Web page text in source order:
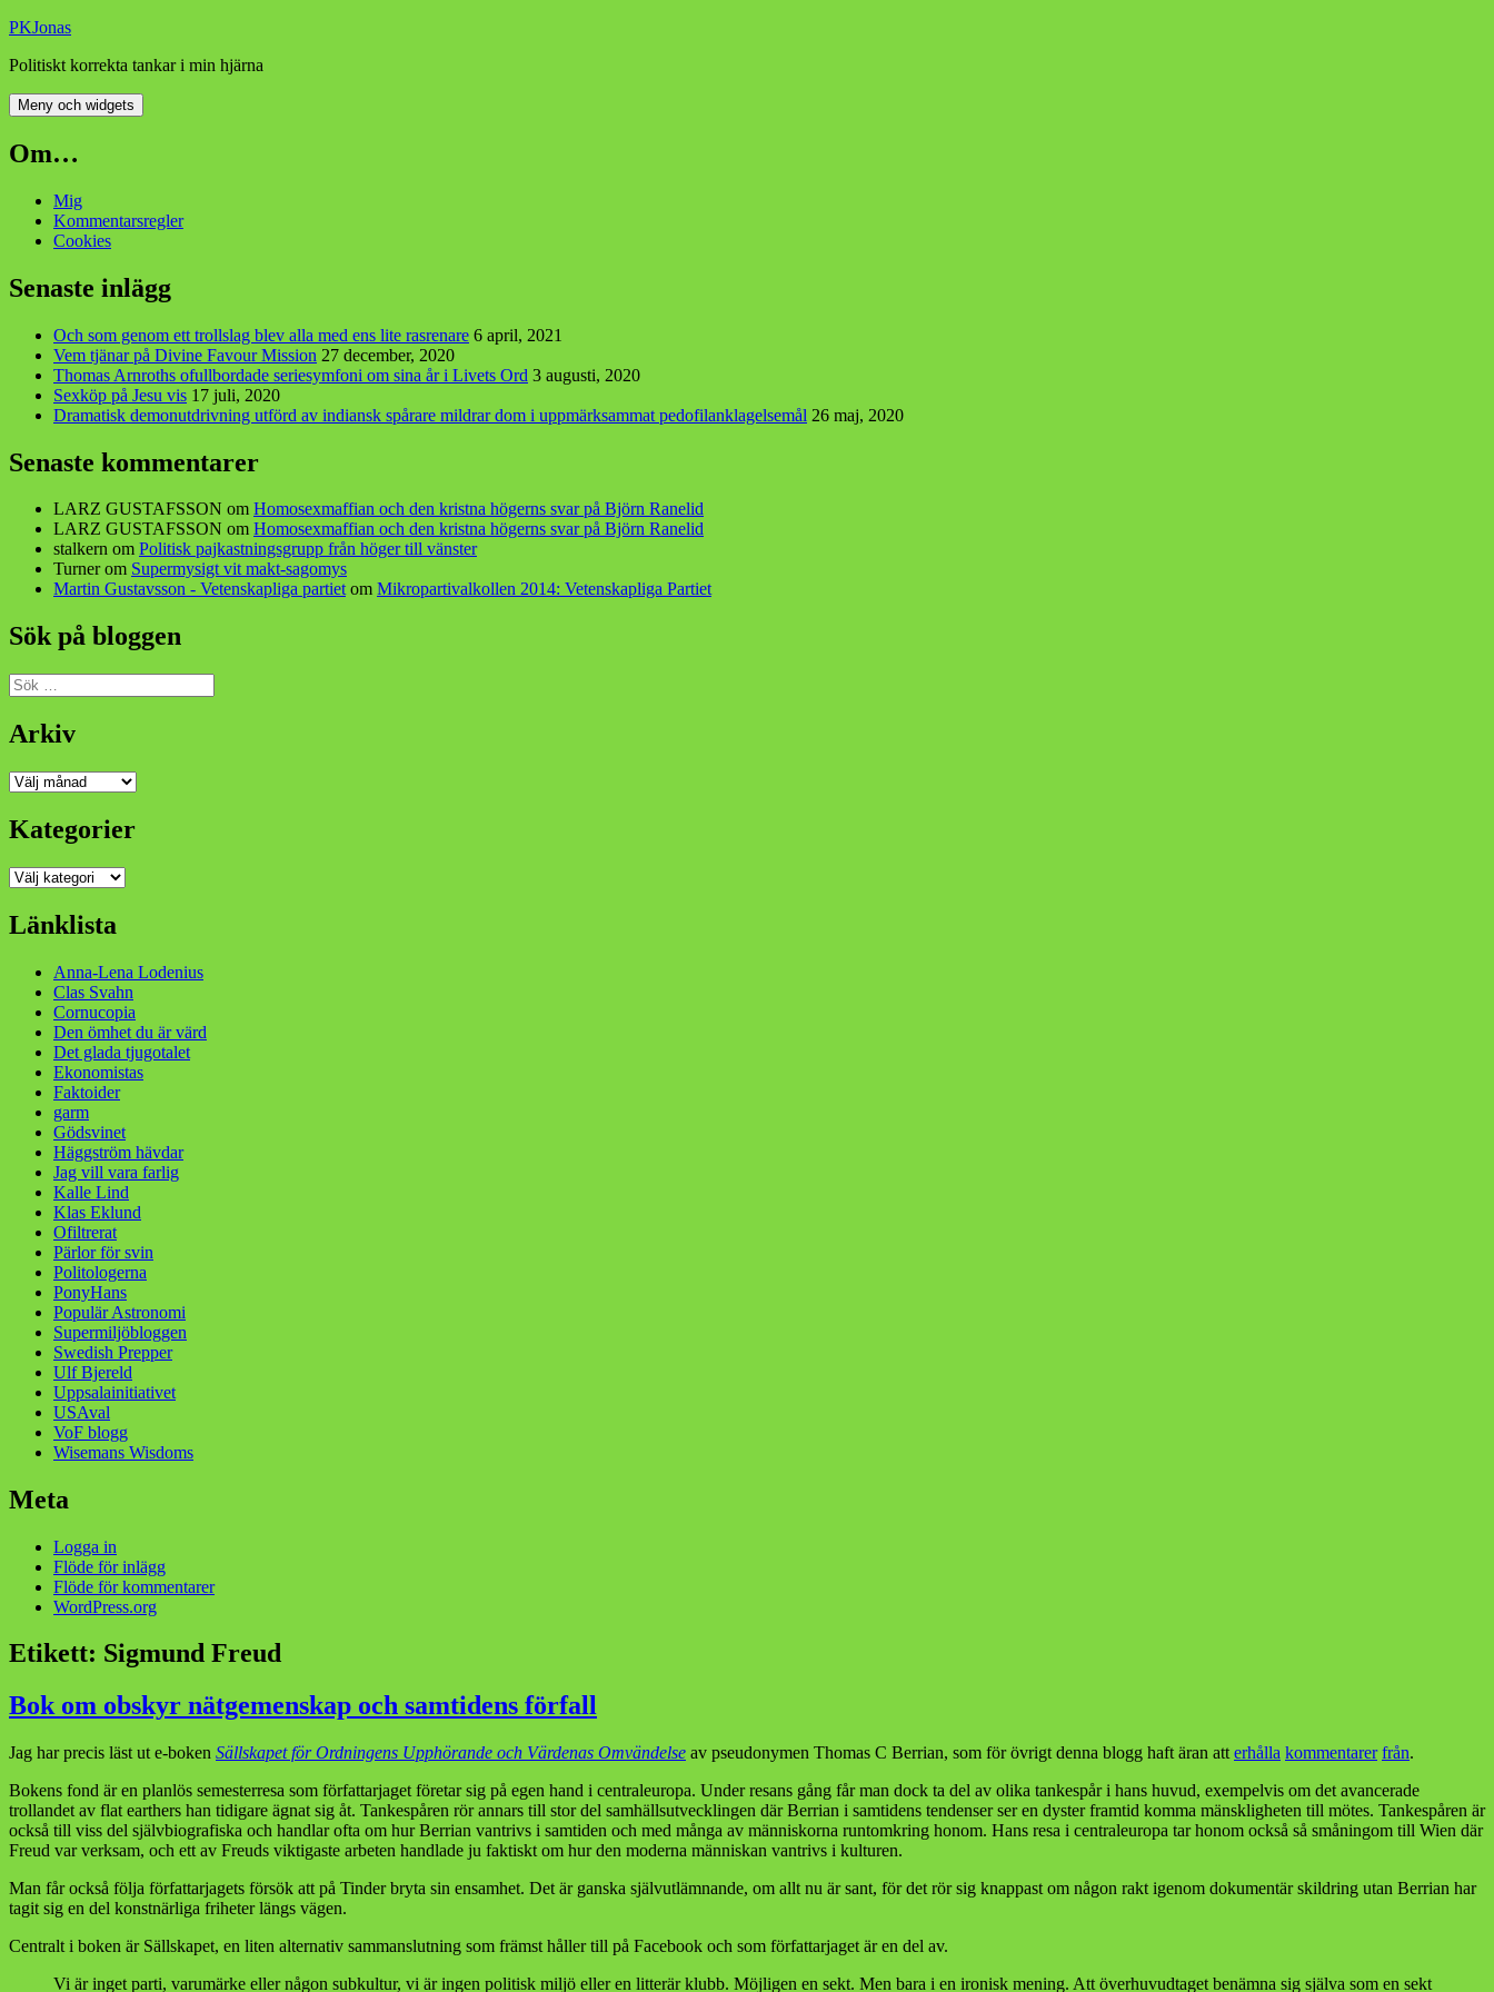
Hoppa
innehåll
PKJonas
Politiskt korrekta tankar i min hjärna
Meny och widgets
Om…
Mig
Kommentarsregler
Cookies
Senaste inlägg
Och som genom ett trollslag blev alla med ens lite rasrenare 6 april, 2021
Vem tjänar på Divine Favour Mission 27 december, 2020
Thomas Arnroths ofullbordade seriesymfoni om sina år i Livets Ord 3 augusti, 2020
Sexköp på Jesu vis 17 juli, 2020
Dramatisk demonutdrivning utförd av indiansk spårare mildrar dom i uppmärksammat pedofilanklagelsemål 26 maj, 2020
Senaste kommentarer
LARZ GUSTAFSSON om Homosexmaffian och den kristna högerns svar på Björn Ranelid
LARZ GUSTAFSSON om Homosexmaffian och den kristna högerns svar på Björn Ranelid
stalkern om Politisk pajkastningsgrupp från höger till vänster
Turnerom Supermysigt vit makt-sagomys
Martin Gustavsson - Vetenskapliga partietom Mikropartivalkollen 2014: Vetenskapliga Partiet
Sök på bloggen
Sök
efter:
Arkiv
Arkiv
Kategorier
Kategorier
Länklista
Anna-Lena Lodenius
Clas Svahn
Cornucopia
Den ömhet du är värd
Det glada tjugotalet
Ekonomistas
Faktoider
garm
Gödsvinet
Häggström hävdar
Jag vill vara farlig
Kalle Lind
Klas Eklund
Ofiltrerat
Pärlor för svin
Politologerna
PonyHans
Populär Astronomi
Supermiljöbloggen
Swedish Prepper
Ulf Bjereld
Uppsalainitiativet
USAval
VoF blogg
Wisemans Wisdoms
Meta
Logga in
Flöde för inlägg
Flöde för kommentarer
WordPress.org
Etikett: Sigmund Freud
Bok om obskyr nätgemenskap och samtidens förfall
Jag har precis läst ut e-boken Sällskapet för Ordningens Upphörande och Värdenas Omvändelse av pseudonymen Thomas C Berrian, som för övrigt denna blogg haft äran att erhålla kommentarer från.
Bokens fond är en planlös semesterresa som författarjaget företar sig på egen hand i centraleuropa. Under resans gång får man dock ta del av olika tankespår i hans huvud, exempelvis om det avancerade
trollandet av flat earthers han tidigare ägnat sig åt. Tankespåren rör annars till stor del samhällsutvecklingen där Berrian i samtidens tendenser ser en dyster framtid komma mänskligheten till mötes. Tankespåren är
också till viss del självbiografiska och handlar ofta om hur Berrian vantrivs i samtiden och med många av människorna runtomkring honom. Hans resa i centraleuropa tar honom också så småningom till Wien där
Freud var verksam, och ett av Freuds viktigaste arbeten handlade ju faktiskt om hur den moderna människan vantrivs i kulturen.
Man får också följa författarjagets försök att på Tinder bryta sin ensamhet. Det är ganska självutlämnande, om allt nu är sant, för det rör sig knappast om någon rakt igenom dokumentär skildring utan Berrian har
tagit sig en del konstnärliga friheter längs vägen.
Centralt i boken är Sällskapet, en liten alternativ sammanslutning som främst håller till på Facebook och som författarjaget är en del av.
Vi är inget parti, varumärke eller någon subkultur, vi är ingen politisk miljö eller en litterär klubb. Möjligen en sekt. Men bara i en ironisk mening. Att överhuvudtaget benämna sig själva som en sekt